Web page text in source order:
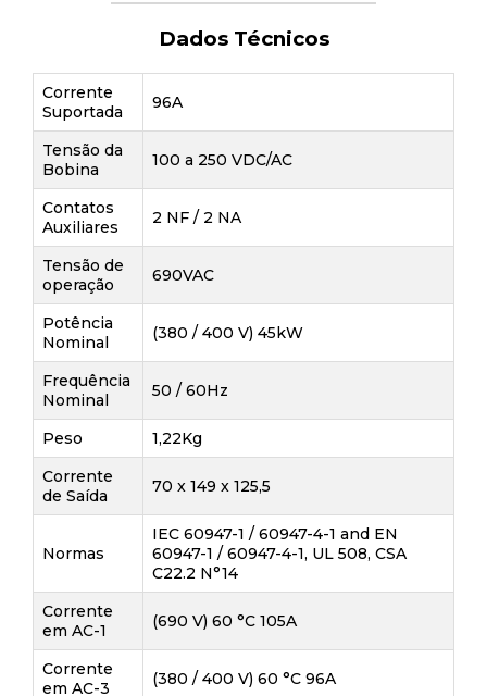
Dados Técnicos
Corrente
Suportada
96A
Tensão da
Bobina
100 a 250 VDC/AC
Contatos
Auxiliares
2 NF / 2 NA
Tensão de
operação
690VAC
Potência
Nominal
(380 / 400 V) 45kW
Frequência
Nominal
50 / 60Hz
Peso
1,22Kg
Corrente
de Saída
70 x 149 x 125,5
Normas
IEC 60947-1 / 60947-4-1 and EN
60947-1 / 60947-4-1, UL 508, CSA
C22.2 N°14
Corrente
em AC-1
(690 V) 60 °C 105A
Corrente
em AC-3
(380 / 400 V) 60 °C 96A